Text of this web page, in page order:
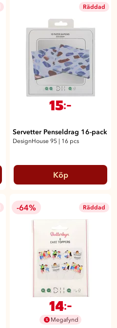
Räddad
15:-
Servetter Penseldrag 16-pack
DesignHouse 95 | 16 pcs
Köp
-64% Räddad
14:-
Megafynd